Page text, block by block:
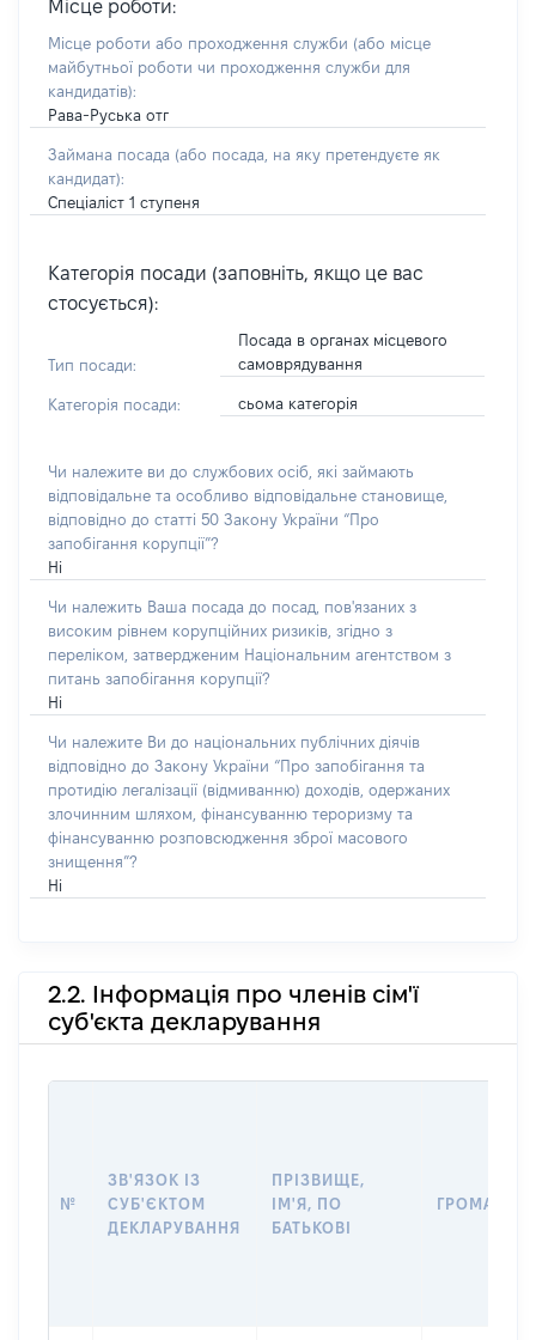
Місце роботи:
Місце роботи або проходження служби (або місце
майбутньої роботи чи проходження служби для
кандидатів):
Рава-Руська отг
Займана посада (або посада, на яку претендуєте як
кандидат):
Спеціаліст 1 ступеня
Категорія посади (заповніть, якщо це вас
стосується):
Тип посади:
Посада в органах місцевого
самоврядування
Категорія посади: сьома категорія
Чи належите ви до службових осіб, які займають
відповідальне та особливо відповідальне становище,
відповідно до статті 50 Закону України “Про
запобігання корупції”?
Ні
Чи належить Ваша посада до посад, пов'язаних з
високим рівнем корупційних ризиків, згідно з
переліком, затвердженим Національним агентством з
питань запобігання корупції?
Ні
Чи належите Ви до національних публічних діячів
відповідно до Закону України “Про запобігання та
протидію легалізації (відмиванню) доходів, одержаних
злочинним шляхом, фінансуванню тероризму та
фінансуванню розповсюдження зброї масового
знищення”?
Ні
2.2. Інформація про членів сім'ї
суб'єкта декларування
№
ЗВ'ЯЗОК ІЗ
СУБ'ЄКТОМ
ДЕКЛАРУВАННЯ
ПРІЗВИЩЕ,
ІМ'Я, ПО
БАТЬКОВІ